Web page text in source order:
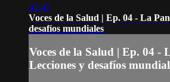
41:47
Voces de la Salud | Ep. 04 - La
desafíos mundiales
Voces de la Salud | Ep. 04 -
Lecciones y desafíos